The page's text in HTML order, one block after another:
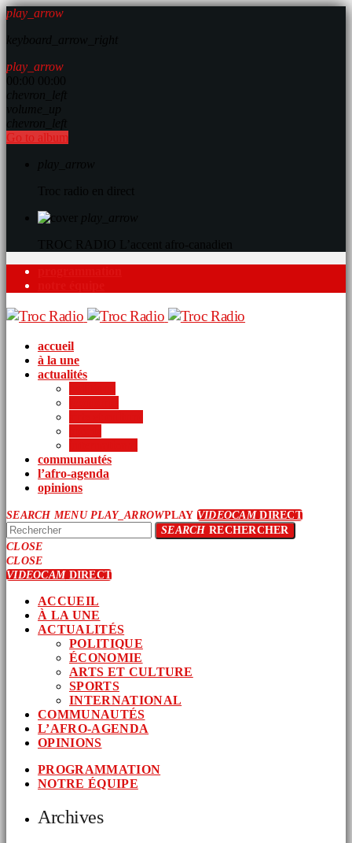
play_arrow
play_arrow
Go to album
accueil
à la une
actualités
communautés
l’afro-agenda
opinions
SEARCH MENU PLAY_ARROWPLAY VIDEOCAMDIRECT
SEARCHRECHERCHER
CLOSE
CLOSE
VIDEOCAMDIRECT
ACCUEIL
À LA UNE
ACTUALITÉS
POLITIQUE
ÉCONOMIE
ARTS ET CULTURE
SPORTS
INTERNATIONAL
COMMUNAUTÉS
L’AFRO-AGENDA
OPINIONS
PROGRAMMATION
NOTRE ÉQUIPE
Archives